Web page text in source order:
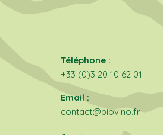
Téléphone :
+33 (0)3 20 10 62 01
Email :
contact@biovino.fr